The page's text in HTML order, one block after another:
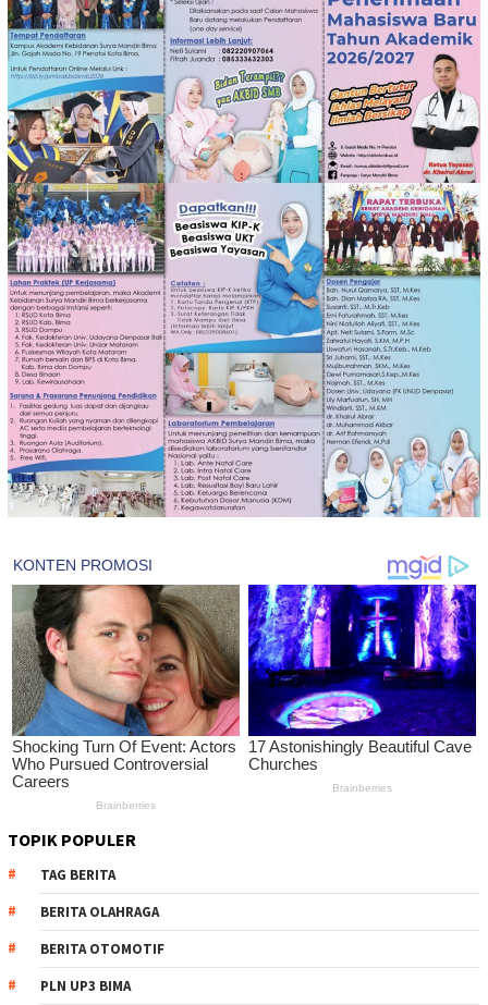
TOPIK POPULER
TAG BERITA
BERITA OLAHRAGA
BERITA OTOMOTIF
PLN UP3 BIMA